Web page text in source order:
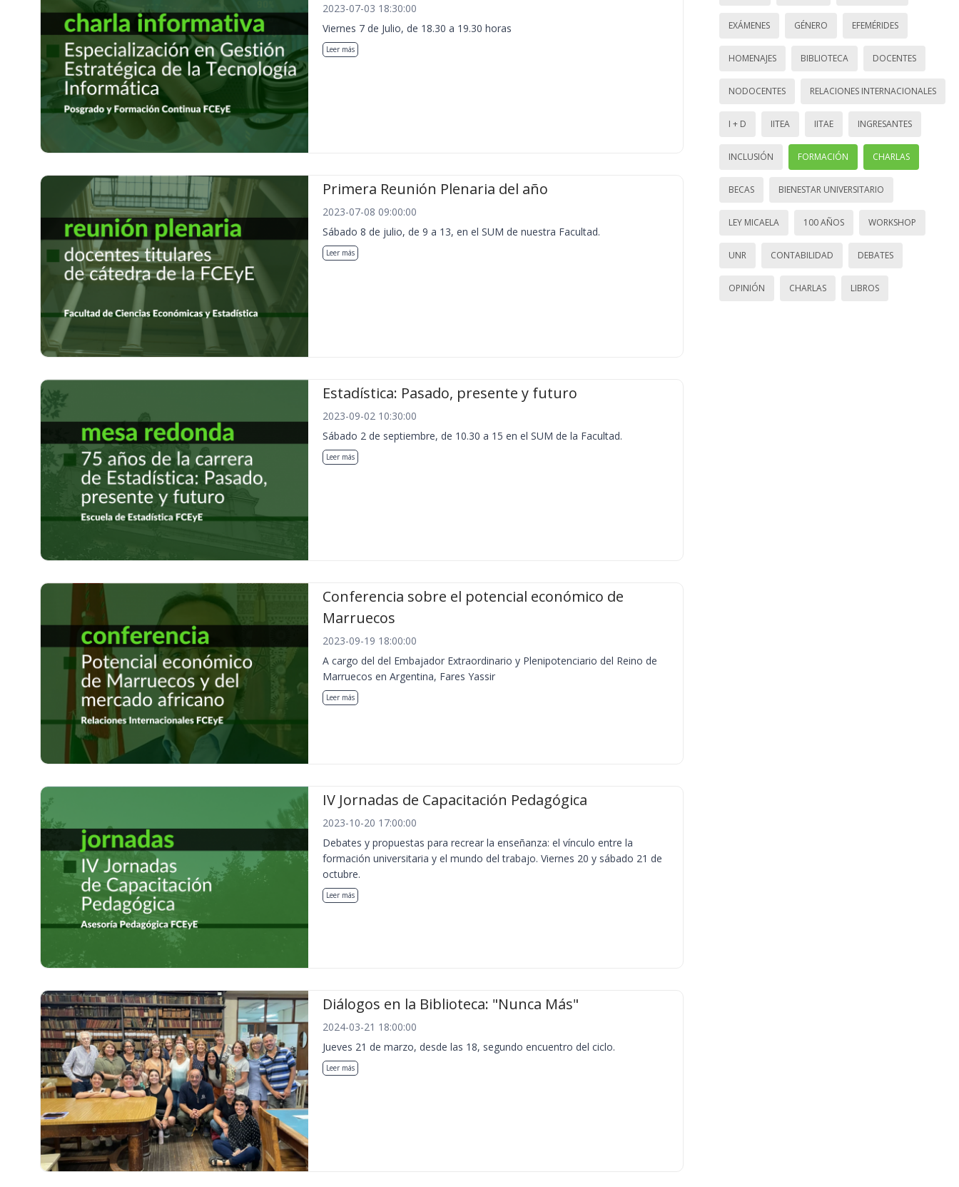
2023-07-03 18:30:00
Viernes 7 de Julio, de 18.30 a 19.30 horas
Leer más
Primera Reunión Plenaria del año
2023-07-08 09:00:00
Sábado 8 de julio, de 9 a 13, en el SUM de nuestra Facultad.
Leer más
Estadística: Pasado, presente y futuro
2023-09-02 10:30:00
Sábado 2 de septiembre, de 10.30 a 15 en el SUM de la Facultad.
Leer más
Conferencia sobre el potencial económico de
Marruecos
2023-09-19 18:00:00
A cargo del del Embajador Extraordinario y Plenipotenciario del Reino de
Marruecos en Argentina, Fares Yassir
Leer más
IV Jornadas de Capacitación Pedagógica
2023-10-20 17:00:00
Debates y propuestas para recrear la enseñanza: el vínculo entre la
formación universitaria y el mundo del trabajo. Viernes 20 y sábado 21 de
octubre.
Leer más
Diálogos en la Biblioteca: "Nunca Más"
2024-03-21 18:00:00
Jueves 21 de marzo, desde las 18, segundo encuentro del ciclo.
Leer más
EXÁMENES GÉNERO EFEMÉRIDES
HOMENAJES BIBLIOTECA DOCENTES
NODOCENTES RELACIONES INTERNACIONALES
I + D IITEA IITAE INGRESANTES
INCLUSIÓN FORMACIÓN CHARLAS
BECAS BIENESTAR UNIVERSITARIO
LEY MICAELA 100 AÑOS WORKSHOP
UNR CONTABILIDAD DEBATES
OPINIÓN CHARLAS LIBROS